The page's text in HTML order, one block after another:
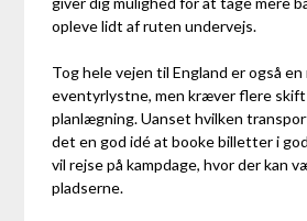
opleve lidt af ruten undervejs.
Tog hele vejen til England er også
eventyrlystne, men kræver flere
planlægning. Uanset hvilken
det en god idé at booke billetter i
vil rejse på kampdage, hvor der kan
pladserne.